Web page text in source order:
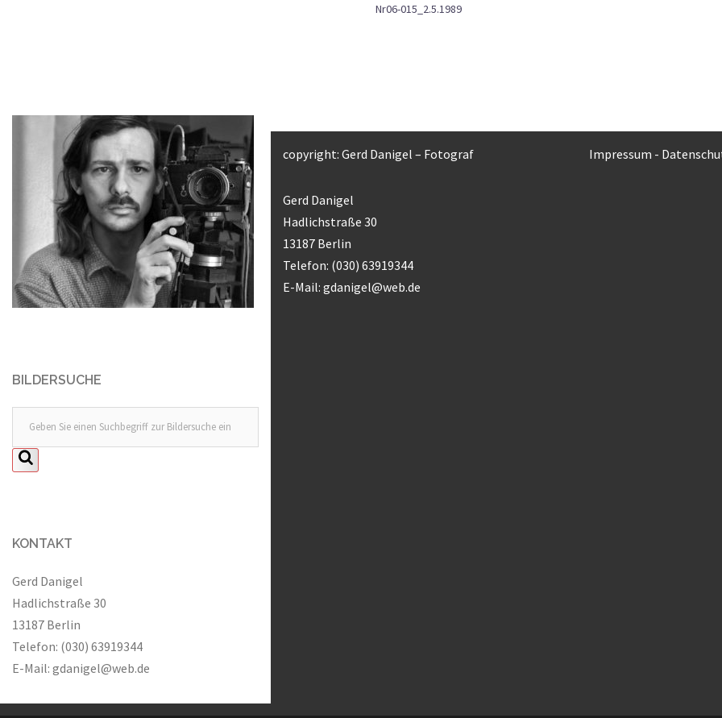
Nr06-015_2.5.1989
BILDERSUCHE
KONTAKT
Gerd Danigel
Hadlichstraße 30
13187 Berlin
Telefon: (030) 63919344
E-Mail: gdanigel@web.de
copyright: Gerd Danigel – Fotograf Impressum -
Gerd Danigel
Hadlichstraße 30
13187 Berlin
Telefon: (030) 63919344
E-Mail: gdanigel@web.de